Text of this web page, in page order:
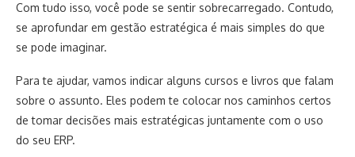
Com tudo isso, você pode se sentir sobrecarregado. Contudo,
se aprofundar em gestão estratégica é mais simples do que
se pode imaginar.
Para te ajudar, vamos indicar alguns cursos e livros que falam
sobre o assunto. Eles podem te colocar nos caminhos certos
de tomar decisões mais estratégicas juntamente com o uso
do seu ERP.